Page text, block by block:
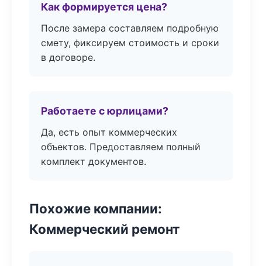
Как формируется цена?
После замера составляем подробную
смету, фиксируем стоимость и сроки
в договоре.
Работаете с юрлицами?
Да, есть опыт коммерческих
объектов. Предоставляем полный
комплект документов.
Похожие компании:
Коммерческий ремонт